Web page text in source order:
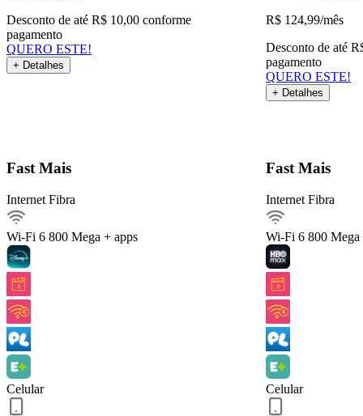
Desconto de até R$ 10,00 conforme
pagamento
QUERO ESTE!
+ Detalhes
R$ 124,99/mês
Desconto de até
pagamento
QUERO ESTE!
+ Detalhes
Fast Mais
Internet Fibra
Wi-Fi 6 800 Mega + apps
Celular
Fast Mais
Internet Fibra
Wi-Fi 6 800 Mega
Celular